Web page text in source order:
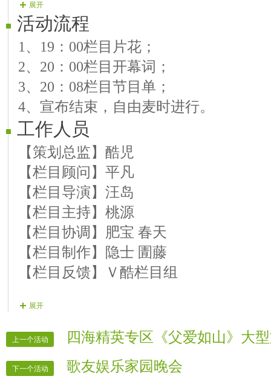
新闻来源：征集码头网
走节目单：自乐《歌曲 父亲、驼铃》
05.第三单元：新歌速递
作词：酷児『汪承君』 作曲：黄勇
走节目单：阿海《笑姻缘》
06.第四单元：微酷之星
Ｖ酷明星汇成员：歌者口口
走节目单：口口《歌曲 天涯歌女、
07.第五单元：街区话题
历史上的今天
走节目单：脉宝《歌曲 奢香夫人、
08.第六单元：栏目推荐
Ｖ酷品牌栏目《流金风采》
走节目单：
问号《手放开》《我期待》
大笨《记事本》《油菜花》
宝贝《月牙泉》《紫竹调》
卫星《小白杨》《为了谁》
展开
活动流程
1、19：00栏目片花；
2、20：00栏目开幕词；
3、20：08栏目节目单；
4、宣布结束，自由麦时进行。
工作人员
【策划总监】酷児
【栏目顾问】平凡
【栏目导演】汪岛
【栏目主持】桃源
【栏目协调】肥宝 春天
【栏目制作】隐士 圊藤
【栏目反馈】Ｖ酷栏目组
展开
上一个活动 四海精英专区《父爱如山》大
下一个活动 歌友娱乐家园晚会